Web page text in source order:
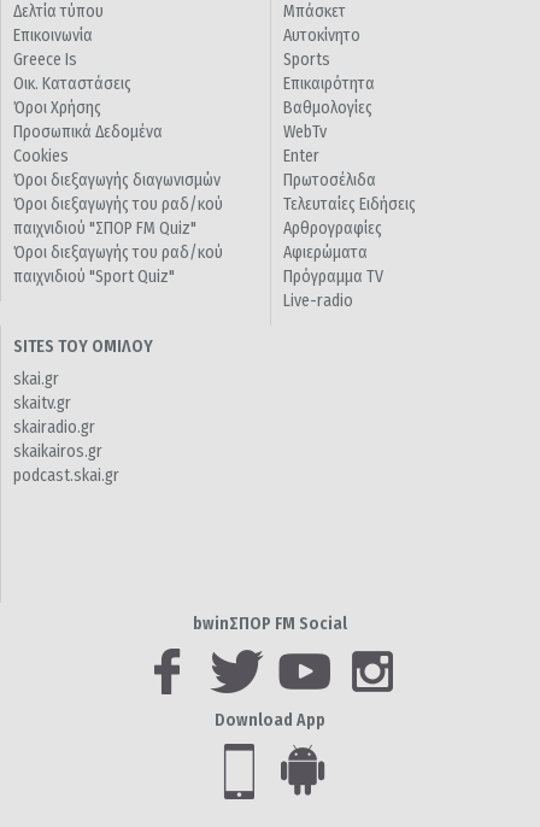
Δελτία τύπου
Επικοινωνία
Greece Is
Οικ. Καταστάσεις
Όροι Χρήσης
Προσωπικά Δεδομένα
Cookies
Όροι διεξαγωγής διαγωνισμών
Όροι διεξαγωγής του ραδ/κού
παιχνιδιού "ΣΠΟΡ FM Quiz"
Όροι διεξαγωγής του ραδ/κού
παιχνιδιού "Sport Quiz"
Μπάσκετ
Αυτοκίνητο
Sports
Επικαιρότητα
Βαθμολογίες
WebTv
Enter
Πρωτοσέλιδα
Τελευταίες Ειδήσεις
Αρθρογραφίες
Αφιερώματα
Πρόγραμμα TV
Live-radio
SITES ΤΟΥ ΟΜΙΛΟΥ
skai.gr
skaitv.gr
skairadio.gr
skaikairos.gr
podcast.skai.gr
bwinΣΠΟΡ FM Social
Download App